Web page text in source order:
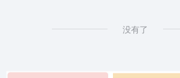
没有了